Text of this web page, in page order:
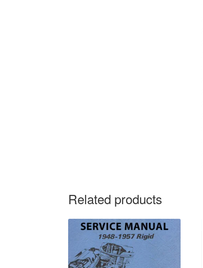
Related products